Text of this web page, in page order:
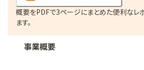
概要をPDFで3ページにまとめた便利なレ
ます。
事業概要